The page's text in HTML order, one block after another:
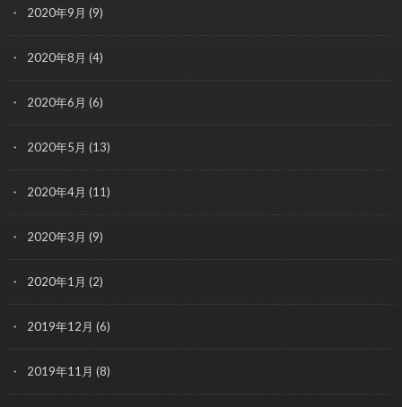
2020年9月 (9)
2020年8月 (4)
2020年6月 (6)
2020年5月 (13)
2020年4月 (11)
2020年3月 (9)
2020年1月 (2)
2019年12月 (6)
2019年11月 (8)